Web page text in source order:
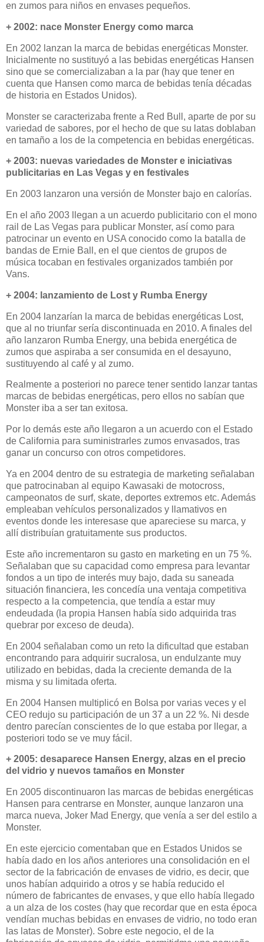
en zumos para niños en envases pequeños.
+ 2002: nace Monster Energy como marca
En 2002 lanzan la marca de bebidas energéticas Monster.
Inicialmente no sustituyó a las bebidas energéticas Hansen
sino que se comercializaban a la par (hay que tener en
cuenta que Hansen como marca de bebidas tenía décadas
de historia en Estados Unidos).
Monster se caracterizaba frente a Red Bull, aparte de por su
variedad de sabores, por el hecho de que su latas doblaban
en tamaño a los de la competencia en bebidas energéticas.
+ 2003: nuevas variedades de Monster e iniciativas
publicitarias en Las Vegas y en festivales
En 2003 lanzaron una versión de Monster bajo en calorías.
En el año 2003 llegan a un acuerdo publicitario con el mono
rail de Las Vegas para publicar Monster, así como para
patrocinar un evento en USA conocido como la batalla de
bandas de Ernie Ball, en el que cientos de grupos de
música tocaban en festivales organizados también por
Vans.
+ 2004: lanzamiento de Lost y Rumba Energy
En 2004 lanzarían la marca de bebidas energéticas Lost,
que al no triunfar sería discontinuada en 2010. A finales del
año lanzaron Rumba Energy, una bebida energética de
zumos que aspiraba a ser consumida en el desayuno,
sustituyendo al café y al zumo.
Realmente a posteriori no parece tener sentido lanzar tantas
marcas de bebidas energéticas, pero ellos no sabían que
Monster iba a ser tan exitosa.
Por lo demás este año llegaron a un acuerdo con el Estado
de California para suministrarles zumos envasados, tras
ganar un concurso con otros competidores.
Ya en 2004 dentro de su estrategia de marketing señalaban
que patrocinaban al equipo Kawasaki de motocross,
campeonatos de surf, skate, deportes extremos etc. Además
empleaban vehículos personalizados y llamativos en
eventos donde les interesase que apareciese su marca, y
allí distribuían gratuitamente sus productos.
Este año incrementaron su gasto en marketing en un 75 %.
Señalaban que su capacidad como empresa para levantar
fondos a un tipo de interés muy bajo, dada su saneada
situación financiera, les concedía una ventaja competitiva
respecto a la competencia, que tendía a estar muy
endeudada (la propia Hansen había sido adquirida tras
quebrar por exceso de deuda).
En 2004 señalaban como un reto la dificultad que estaban
encontrando para adquirir sucralosa, un endulzante muy
utilizado en bebidas, dada la creciente demanda de la
misma y su limitada oferta.
En 2004 Hansen multiplicó en Bolsa por varias veces y el
CEO redujo su participación de un 37 a un 22 %. Ni desde
dentro parecían conscientes de lo que estaba por llegar, a
posteriori todo se ve muy fácil.
+ 2005: desaparece Hansen Energy, alzas en el precio
del vidrio y nuevos tamaños en Monster
En 2005 discontinuaron las marcas de bebidas energéticas
Hansen para centrarse en Monster, aunque lanzaron una
marca nueva, Joker Mad Energy, que venía a ser del estilo a
Monster.
En este ejercicio comentaban que en Estados Unidos se
había dado en los años anteriores una consolidación en el
sector de la fabricación de envases de vidrio, es decir, que
unos habían adquirido a otros y se había reducido el
número de fabricantes de envases, y que ello había llegado
a un alza de los costes (hay que recordar que en esta época
vendían muchas bebidas en envases de vidrio, no todo eran
las latas de Monster). Sobre este negocio, el de la